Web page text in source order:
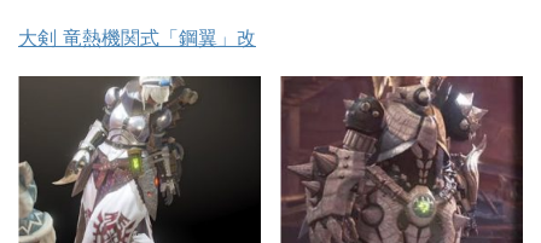
大剣 竜熱機関式「鋼翼」改